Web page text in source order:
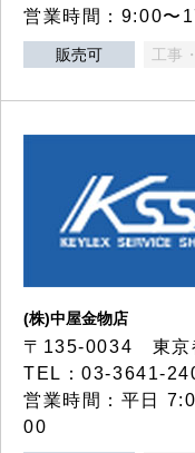
営業時間：9:00〜
販売可 工事
(株)中屋金物店
〒135-0034 東京
TEL：03-3641-
営業時間：平日
00